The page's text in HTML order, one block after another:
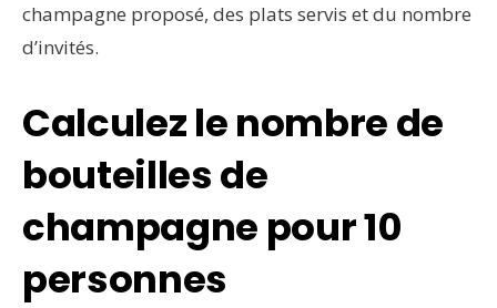
champagne proposé, des plats servis et du nombre
d’invités.
Calculez le nombre de
bouteilles de
champagne pour 10
personnes